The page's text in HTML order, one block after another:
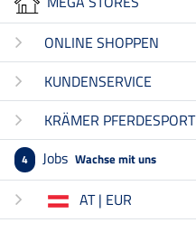
ONLINE SHOPPEN
KUNDENSERVICE
KRÄMER PFERDESPORT
4 Jobs Wachse mit uns
AT | EUR